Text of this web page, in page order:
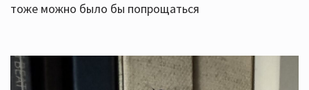
тоже можно было бы попрощаться